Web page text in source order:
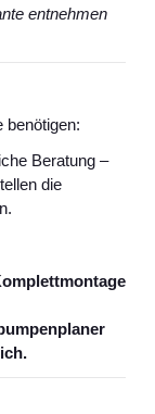
entnehmen
benötigen:
Beratung –
die